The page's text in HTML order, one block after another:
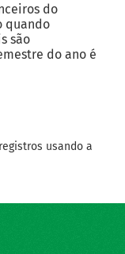
do
quando
são
do ano é
usando a